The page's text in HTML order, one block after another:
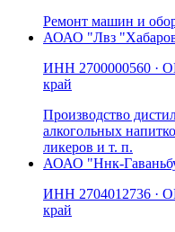
Ремонт машин и
АОАО "Лвз
ИНН 2700000560 ·
край
Производство
алкогольных
ликеров и т. п.
АОАО "Ннк-
ИНН 2704012736 ·
край